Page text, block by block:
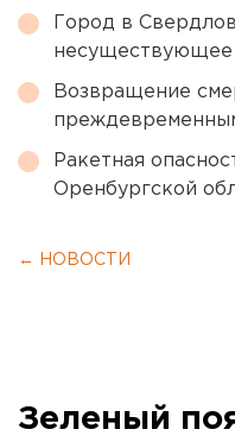
Город в
несуществующее
Возвращение
Ракетная
Оренбургской
← НОВОСТИ
Зеленый